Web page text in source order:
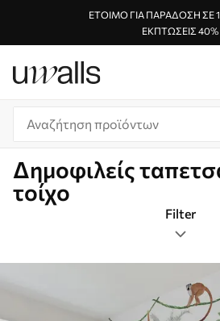
ΈΤΟΙΜΟ ΓΙΑ ΠΑΡΆΔΟΣΗ ΣΕ
ΕΚΠΤΏΣΕΙΣ 40%
Δημοφιλείς
τοίχο
Filter
ζούγκλα
Μορφή εικόνας